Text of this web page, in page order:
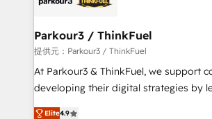
companies scale faster and smarter. 🔹 BOOMS:
Demand generation for all your buyers With BOOMS,
you invest in 100% of your buyers,
growth and positioning yourself as an
transformation process A
Parkour3 / ThinkFuel
提供元：Parkour3 / ThinkFuel
At Parkour3 & ThinkFuel, we support
developing their digital strategies by
technologies and automating their
Elite4.9